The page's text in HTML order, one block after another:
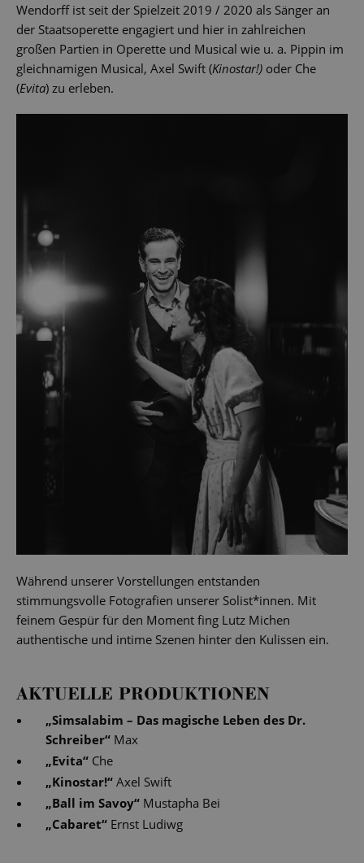
Wendorff ist seit der Spielzeit 2019 / 2020 als Sänger an
der Staatsoperette engagiert und hier in zahlreichen
großen Partien in Operette und Musical wie u. a. Pippin im
gleichnamigen Musical, Axel Swift (Kinostar!) oder Che
(Evita) zu erleben.
Während unserer Vorstellungen entstanden
stimmungsvolle Fotografien unserer Solist*innen. Mit
feinem Gespür für den Moment fing Lutz Michen
authentische und intime Szenen hinter den Kulissen ein.
AKTUELLE PRODUKTIONEN
„Simsalabim – Das magische Leben des Dr.
Schreiber“ Max
„Evita“ Che
„Kinostar!“ Axel Swift
„Ball im Savoy“ Mustapha Bei
„Cabaret“ Ernst Ludiwg